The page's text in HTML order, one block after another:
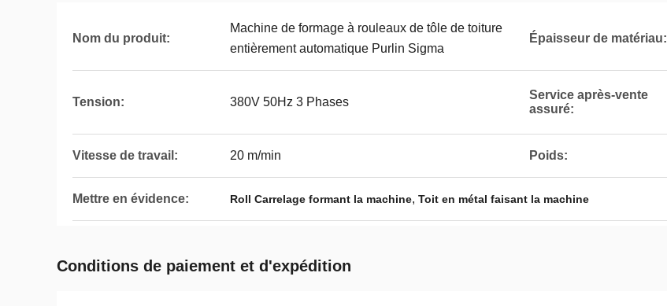
Nom du produit:
Machine de formage à rouleaux de tôle de toiture
entièrement automatique Purlin Sigma
Épaisseur de matériau:
Tension: 380V 50Hz 3 Phases
Service après-vente
assuré:
Vitesse de travail: 20 m/min Poids:
Mettre en évidence: Roll Carrelage formant la machine, Toit en métal faisant la machine
Conditions de paiement et d'expédition